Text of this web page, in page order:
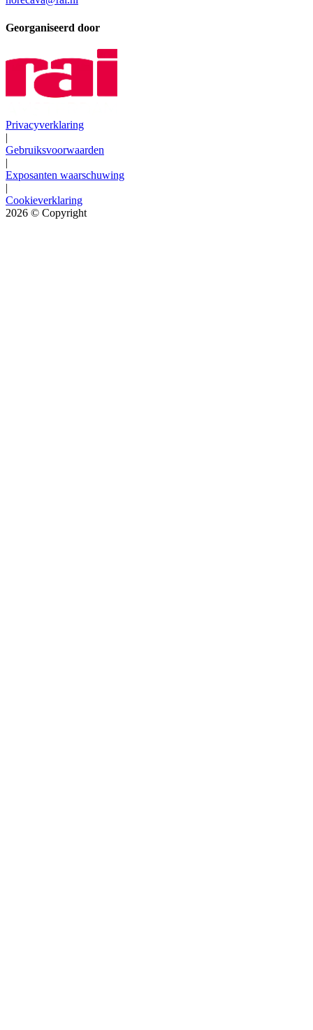
Georganiseerd door
Privacyverklaring
|
Gebruiksvoorwaarden
|
Exposanten waarschuwing
|
Cookieverklaring
2026 © Copyright